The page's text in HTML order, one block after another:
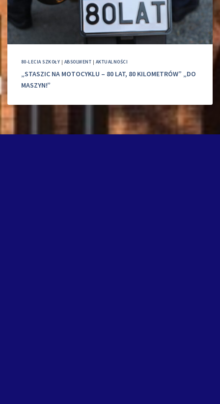
80-LECIA SZKOŁY | ABSOLWENT | AKTUALNOŚCI
„STASZIC NA MOTOCYKLU – 80 LAT, 80 KILOMETRÓW” „DO
MASZYN!”